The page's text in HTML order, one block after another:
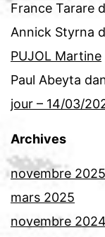
France Tarare
Annick Styrna
PUJOL Martine
Paul Abeyta
jour – 14/03/
Archives
novembre 2025
mars 2025
novembre 2024